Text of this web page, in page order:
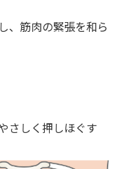
、筋肉の緊張を和ら
さしく押しほぐす